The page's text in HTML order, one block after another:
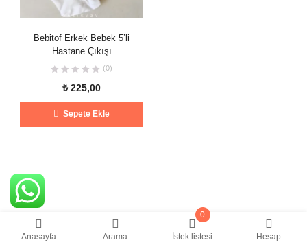
Anasayfa Arama
0
İstek listesi Hesap
Bebitof Erkek Bebek 5’li
Hastane Çıkışı
(0)
₺ 225,00
Sepete Ekle